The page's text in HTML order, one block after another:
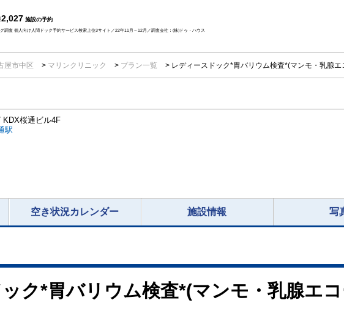
2,027 施設の予約
調査 個人向け人間ドック予約サービス検索上位3サイト／22年11月～12月／調査会社：(株)ドゥ・ハウス
屋市中区 マリンクリニック プラン一覧 レディースドック*胃バリウム検査*(マンモ・乳腺エ
KDX桜通ビル4F
駅
空き状況カレンダー 施設情報 写
ク*胃バリウム検査*(マンモ・乳腺エ